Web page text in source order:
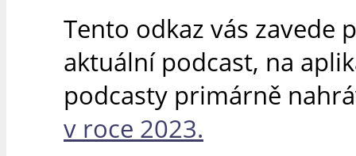
Tento odkaz vás zavede
aktuální podcast, na
podcasty primárně
v roce 2023.